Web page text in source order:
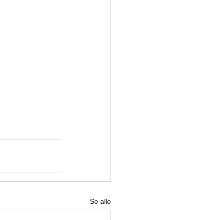
Se alle